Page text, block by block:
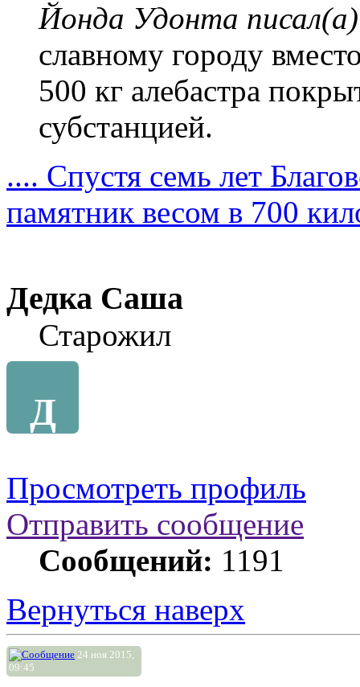
Йонда Удонта
славному городу
500 кг алебастра
субстанцией.
.... Спустя семь лет
памятник весом в 700
Дедка Саша
Старожил
Д
Просмотреть профиль
Отправить сообщение
Сообщений: 1191
Вернуться наверх
24 ноя 2015,
09:45